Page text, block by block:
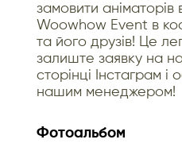
замовити аніматорів
Woowhow Event в
та його друзів! Це
залиште заявку на
сторінці Інстаграм і
нашим менеджером!
Фотоальбом